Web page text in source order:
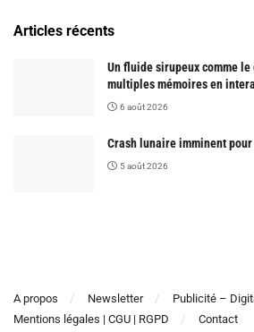
Articles récents
Un fluide sirupeux comme
multiples mémoires en
6 août 2026
Crash lunaire imminent
5 août 2026
A propos Newsletter
Publicité –
Mentions légales | CGU | RGPD
Contact